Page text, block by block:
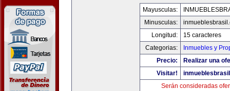
Mayusculas:
Minusculas:
Longitud:
15 caracteres
Categorias:
Inmuebles y
Precio:
Realizar una
Visitar!
Serán consideradas